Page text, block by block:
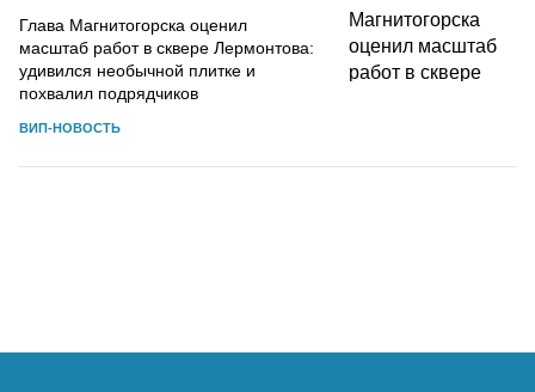
Глава Магнитогорска оценил
масштаб работ в сквере Лермонтова:
удивился необычной плитке и
похвалил подрядчиков
ВИП-НОВОСТЬ